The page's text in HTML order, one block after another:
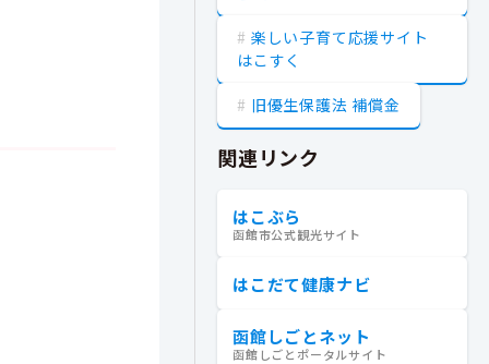
楽しい子育て応援サイト
はこすく
旧優生保護法 補償金
関連リンク
はこぶら
函館市公式観光サイト
はこだて健康ナビ
函館しごとネット
函館しごとポータルサイト